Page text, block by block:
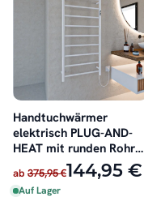
Handtuchwärmer
elektrisch PLUG-AND-
HEAT mit runden Rohren
ab 375,95 €144,95 €
Auf Lager